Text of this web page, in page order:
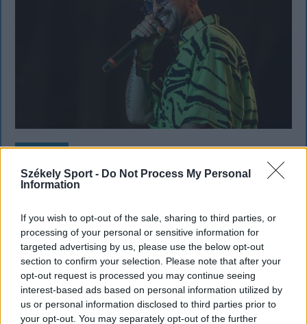
Székely Sport - Do Not Process My Personal
Information
If you wish to opt-out of the sale, sharing to third parties, or
processing of your personal or sensitive information for
targeted advertising by us, please use the below opt-out
section to confirm your selection. Please note that after your
opt-out request is processed you may continue seeing
interest-based ads based on personal information utilized by
us or personal information disclosed to third parties prior to
your opt-out. You may separately opt-out of the further
Majka életveszélyes fenyegetés miatt
Majka életveszélyes fenyegetést kapott, és emiatt
lemondta a sepsiszentgyörgyi SIC Fesztre tervezett
koncertjét. Majka ezt szerdán a Facebook-oldalán
jelentette be.